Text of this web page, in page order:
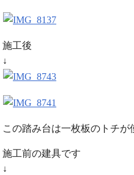
施工後
↓
この踏み台は一枚板のトチが
施工前の建具です
↓